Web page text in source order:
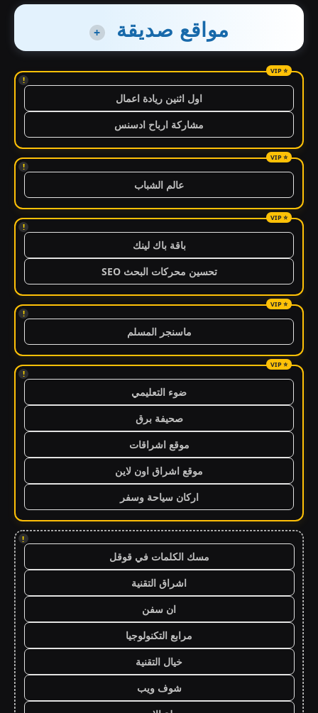
مواقع صديقة +
!
اول اثنين ريادة اعمال
مشاركة ارباح ادسنس
!
عالم الشباب
!
باقة باك لينك
تحسين محركات البحث SEO
!
ماسنجر المسلم
!
ضوء التعليمي
صحيفة برق
موقع اشراقات
موقع اشراق اون لاين
اركان سياحة وسفر
!
مسك الكلمات في قوقل
اشراق التقنية
ان سفن
مرابع التكنولوجيا
خيال التقنية
شوف ويب